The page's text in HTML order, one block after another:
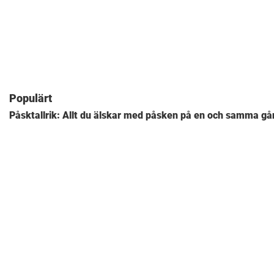
Populärt
Påsktallrik: Allt du älskar med påsken på en och samma